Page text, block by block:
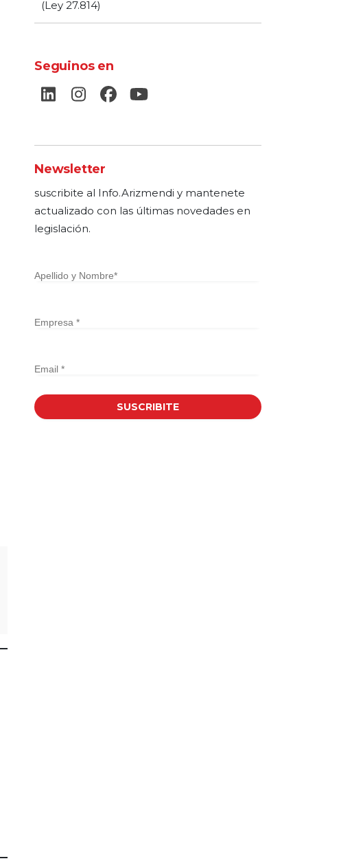
(Ley 27.814)
Seguinos en
Newsletter
suscribite al Info.Arizmendi y mantenete
actualizado con las últimas novedades en
legislación.